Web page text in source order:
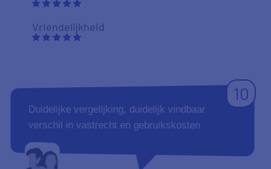
Vriendelijkheid
10
Duidelijke vergelijking, duidelijk vindbaar
verschil in vastrecht en gebruikskosten